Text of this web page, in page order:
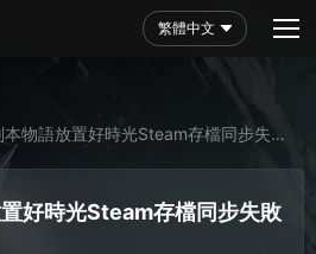
繁體中文
物語放置好時光Steam存檔同步失敗
好時光Steam存檔同步失敗